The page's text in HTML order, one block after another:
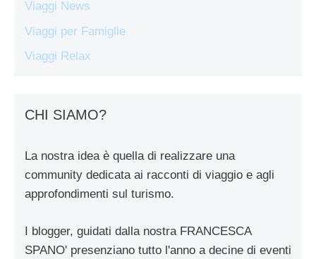
Viaggi News
Viaggi per Famiglie
Viaggi Relax
CHI SIAMO?
La nostra idea è quella di realizzare una
community dedicata ai racconti di viaggio e agli
approfondimenti sul turismo.
I blogger, guidati dalla nostra FRANCESCA
SPANO' presenziano tutto l'anno a decine di eventi